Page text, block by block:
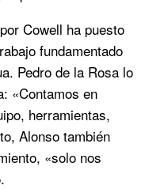
Cowell ha puesto
fundamentado
Pedro de la Rosa lo
«Contamos en
herramientas,
Alonso también
«solo nos